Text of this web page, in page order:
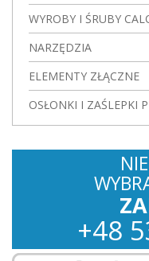
WYROBY I ŚRUBY
NARZĘDZIA
ELEMENTY ZŁĄCZNE
OSŁONKI I ZAŚLEPKI
+48